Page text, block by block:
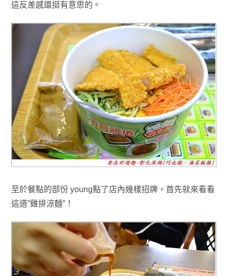
這反差感還挺有意思的 。
至於餐點的部份 young點了店內幾樣招牌， 首先就來看看
這道”雞排涼麵”！